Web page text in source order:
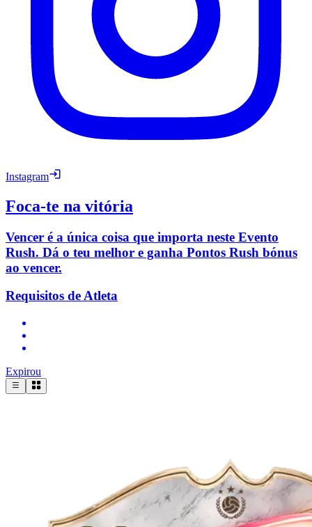
Instagram
Foca-te na vitória
Vencer é a única coisa que importa neste Evento
Rush. Dá o teu melhor e ganha Pontos Rush bónus
ao vencer.
Requisitos de Atleta
Expirou